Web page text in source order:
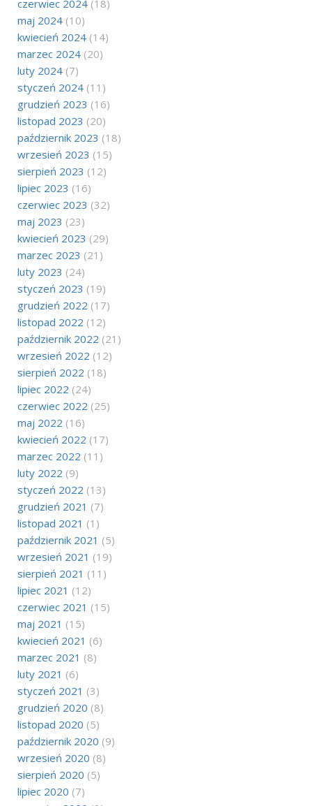
czerwiec 2024 (18)
maj 2024 (10)
kwiecień 2024 (14)
marzec 2024 (20)
luty 2024 (7)
styczeń 2024 (11)
grudzień 2023 (16)
listopad 2023 (20)
październik 2023 (18)
wrzesień 2023 (15)
sierpień 2023 (12)
lipiec 2023 (16)
czerwiec 2023 (32)
maj 2023 (23)
kwiecień 2023 (29)
marzec 2023 (21)
luty 2023 (24)
styczeń 2023 (19)
grudzień 2022 (17)
listopad 2022 (12)
październik 2022 (21)
wrzesień 2022 (12)
sierpień 2022 (18)
lipiec 2022 (24)
czerwiec 2022 (25)
maj 2022 (16)
kwiecień 2022 (17)
marzec 2022 (11)
luty 2022 (9)
styczeń 2022 (13)
grudzień 2021 (7)
listopad 2021 (1)
październik 2021 (5)
wrzesień 2021 (19)
sierpień 2021 (11)
lipiec 2021 (12)
czerwiec 2021 (15)
maj 2021 (15)
kwiecień 2021 (6)
marzec 2021 (8)
luty 2021 (6)
styczeń 2021 (3)
grudzień 2020 (8)
listopad 2020 (5)
październik 2020 (9)
wrzesień 2020 (8)
sierpień 2020 (5)
lipiec 2020 (7)